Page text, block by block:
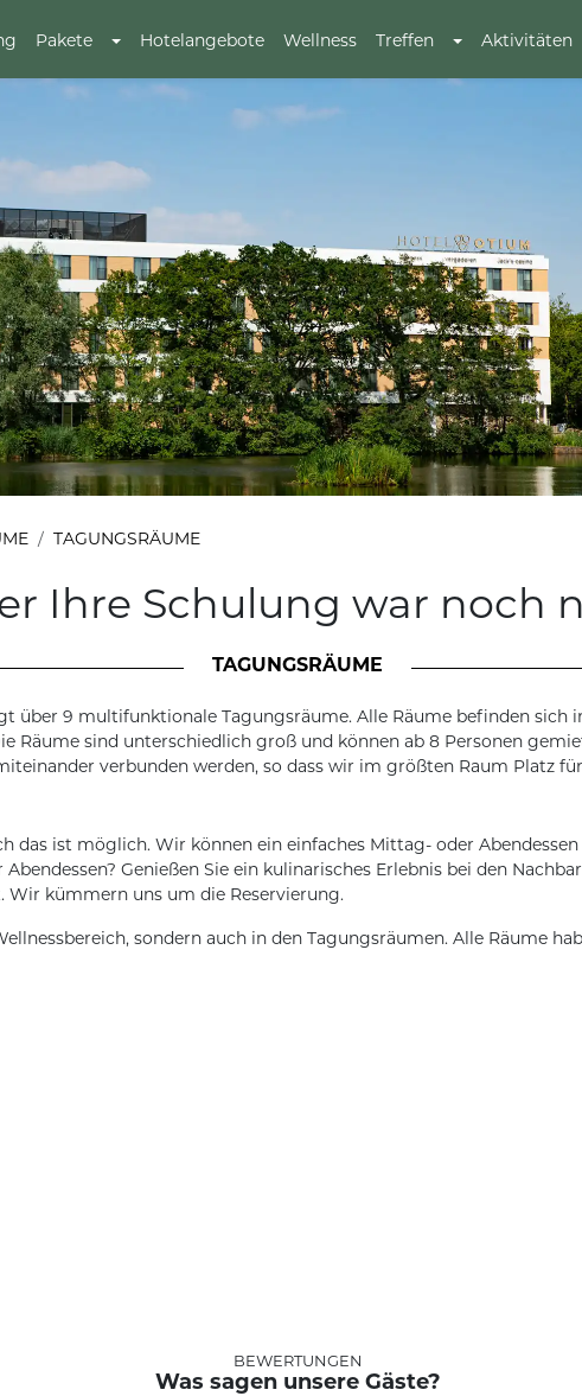
Pakete Hotelangebote Wellness Treffen Aktivitäten
TAGUNGSRÄUME
Ihre Schulung war noch
TAGUNGSRÄUME
über 9 multifunktionale Tagungsräume. Alle Räume befinden sich
Räume sind unterschiedlich groß und können ab 8 Personen
verbunden werden, so dass wir im größten Raum Platz
das ist möglich. Wir können ein einfaches Mittag- oder
Genießen Sie ein kulinarisches Erlebnis bei den
kümmern uns um die Reservierung.
sondern auch in den Tagungsräumen. Alle Räume
BEWERTUNGEN
Was sagen unsere Gäste?